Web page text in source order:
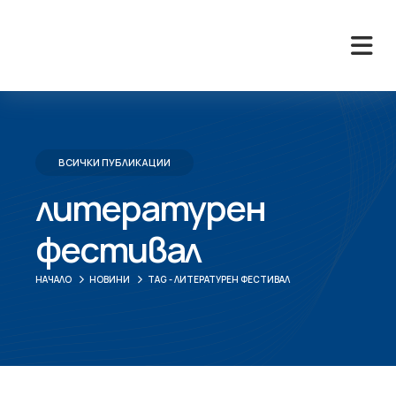
ВСИЧКИ ПУБЛИКАЦИИ
литературен
фестивал
НАЧАЛО НОВИНИ TAG -ЛИТЕРАТУРЕН ФЕСТИВАЛ